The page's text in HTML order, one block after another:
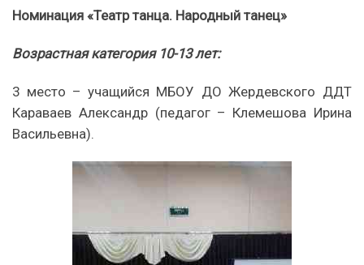
Номинация «Театр танца. Народный танец»
Возрастная категория 10-13 лет:
3 место – учащийся МБОУ ДО Жердевского ДДТ
Караваев Александр (педагог – Клемешова Ирина
Васильевна).